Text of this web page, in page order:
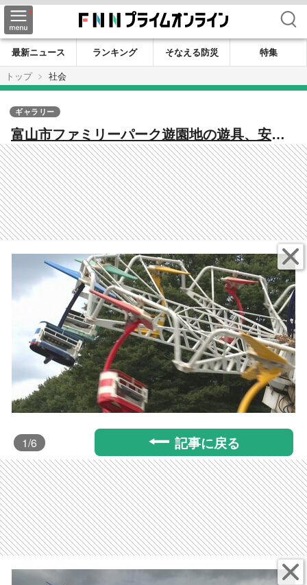
検索
最新ニュース ランキング そなえる防災
特集
トップ
社会
富山市ファミリーパーク遊園地の遊具、安全
バー未確認のまま運行 児童2人が乗るゴンド
ラでロック不備 運行中に異常に気付くも緊
急停止せず
ギャラリー
1/6 記事に戻る